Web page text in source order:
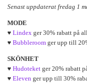
Senast uppdaterat fredag 1
MODE
♥ Lindex ger 30% rabatt på
♥ Bubbleroom ger upp till
SKÖNHET
♥ Hudoteket ger 20% rabatt
♥ Eleven ger upp till 30%